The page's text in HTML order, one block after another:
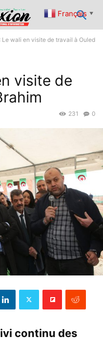
Le wali en visite de travail à Ouled
visite de
0
231
continu des
Français ▼